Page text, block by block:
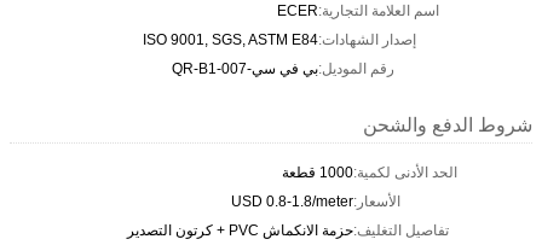
اسم العلامة التجارية:ECER
إصدار الشهادات:ISO 9001, SGS, ASTM E84
رقم الموديل:بي في سي-QR-B1-007
شروط الدفع والشحن
الحد الأدنى لكمية:1000 قطعة
الأسعار:USD 0.8-1.8/meter
تفاصيل التغليف:حزمة الانكماش PVC + كرتون التصدير